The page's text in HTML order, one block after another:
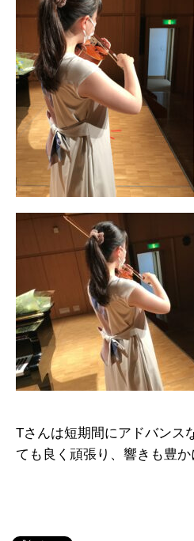
Tさんは短期間にアドバンス
ても良く頑張り、響きも豊